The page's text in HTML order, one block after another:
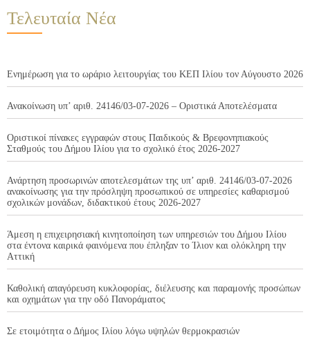
Τελευταία Νέα
Ενημέρωση για το ωράριο λειτουργίας του ΚΕΠ Ιλίου τον Αύγουστο 2026
Ανακοίνωση υπ’ αριθ. 24146/03-07-2026 – Οριστικά Αποτελέσματα
Οριστικοί πίνακες εγγραφών στους Παιδικούς & Βρεφονηπιακούς
Σταθμούς του Δήμου Ιλίου για το σχολικό έτος 2026-2027
Ανάρτηση προσωρινών αποτελεσμάτων της υπ’ αριθ. 24146/03-07-2026
ανακοίνωσης για την πρόσληψη προσωπικού σε υπηρεσίες καθαρισμού
σχολικών μονάδων, διδακτικού έτους 2026-2027
Άμεση η επιχειρησιακή κινητοποίηση των υπηρεσιών του Δήμου Ιλίου
στα έντονα καιρικά φαινόμενα που έπληξαν το Ίλιον και ολόκληρη την
Αττική
Καθολική απαγόρευση κυκλοφορίας, διέλευσης και παραμονής προσώπων
και οχημάτων για την οδό Πανοράματος
Σε ετοιμότητα ο Δήμος Ιλίου λόγω υψηλών θερμοκρασιών